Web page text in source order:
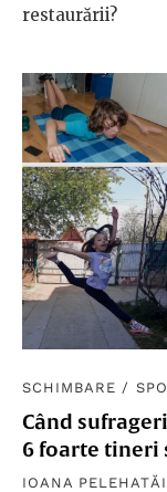
restaurării?
SCHIMBARE /
Când
6 foarte tineri
IOANA PELEHATĂI